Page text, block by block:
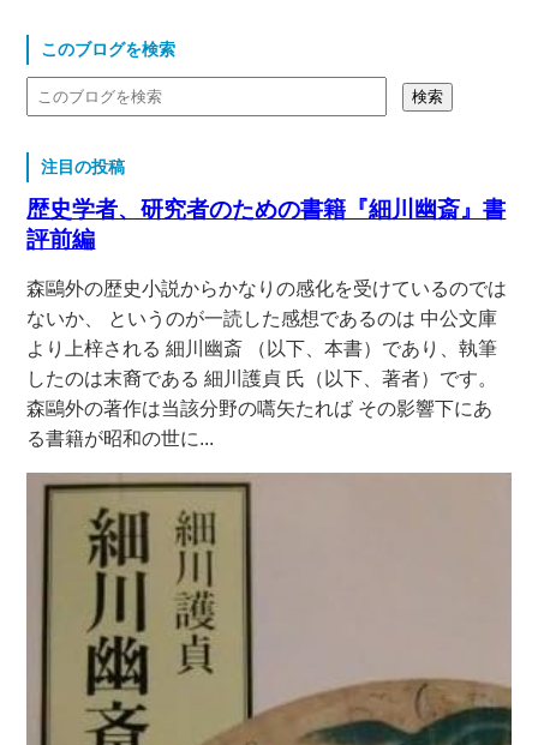
このブログを検索
注目の投稿
歴史学者、研究者のための書籍『細川幽斎』書
評前編
森鷗外の歴史小説からかなりの感化を受けているのでは
ないか、 というのが一読した感想であるのは 中公文庫
より上梓される 細川幽斎 （以下、本書）であり、執筆
したのは末裔である 細川護貞 氏（以下、著者）です。
森鷗外の著作は当該分野の嚆矢たれば その影響下にあ
る書籍が昭和の世に...